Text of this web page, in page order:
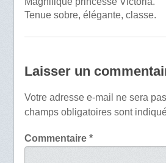
Tenue sobre, élégante, classe.
Laisser un
Votre adresse e-mail ne sera
champs obligatoires sont
Commentaire *